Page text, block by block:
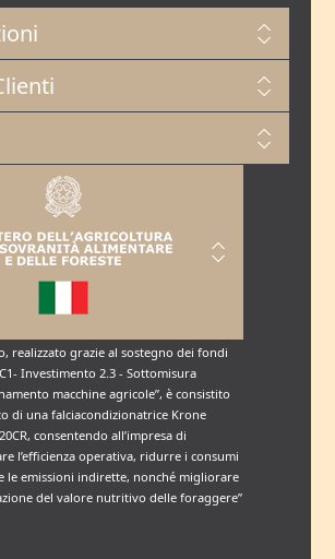
realizzato grazie al sostegno dei fondi
Investimento 2.3 - Sottomisura
macchine agricole”, è consistito
di una falciacondizionatrice Krone
consentendo all’impresa di
l’efficienza operativa, ridurre i consumi
le emissioni indirette, nonché migliorare
del valore nutritivo delle foraggere”